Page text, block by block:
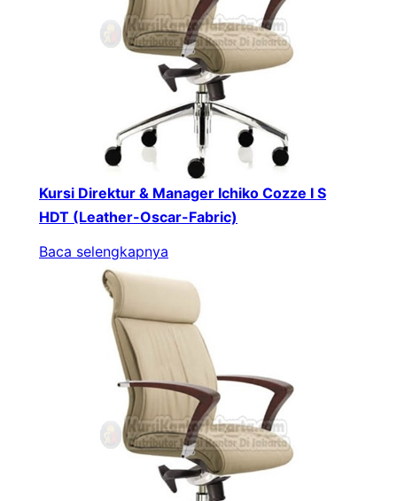
Kursi Direktur & Manager Ichiko Cozze I S
HDT (Leather-Oscar-Fabric)
Baca selengkapnya